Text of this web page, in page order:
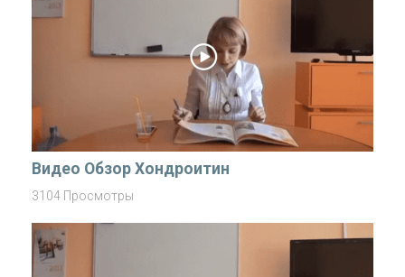
Видео Обзор Хондроитин
3104 Просмотры